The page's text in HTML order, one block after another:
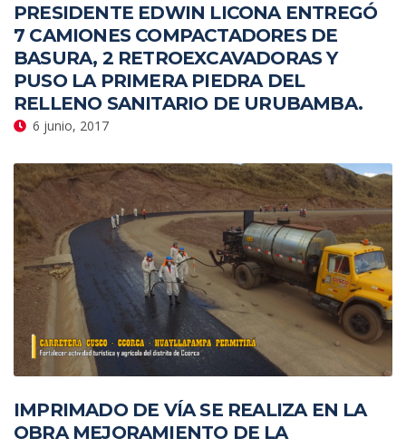
PRESIDENTE EDWIN LICONA ENTREGÓ
7 CAMIONES COMPACTADORES DE
BASURA, 2 RETROEXCAVADORAS Y
PUSO LA PRIMERA PIEDRA DEL
RELLENO SANITARIO DE URUBAMBA.
6 junio, 2017
IMPRIMADO DE VÍA SE REALIZA EN LA
OBRA MEJORAMIENTO DE LA